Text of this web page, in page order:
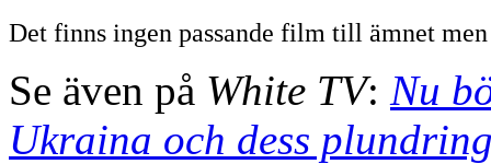
Det finns ingen passande film till ämnet
Se även på White TV: Nu
Ukraina och dess